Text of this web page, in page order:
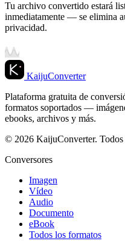
Tu archivo convertido estará
inmediatamente — se elimina
privacidad.
KaijuConverter
Plataforma gratuita de
formatos soportados —
ebooks, archivos y más.
© 2026 KaijuConverter. Todos
Conversores
Imagen
Vídeo
Audio
Documento
eBook
Todos los formatos